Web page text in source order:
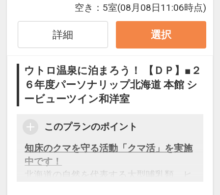
オールインクル―シブ
■【オールインクルーシブ】■
オホーツク海が見えるラウンジや流氷テ
ラスでの足湯でドリンクやおつまみを無
知床のネイチャーライフを気兼ねなくお
楽しみください。（一部有料あり）
知床の山並みやオホーツク海の風景を切
流氷を見渡すことができます。
サウナ室は、流氷をイメージした
【KAKUUNA】と木の洞窟をイメージし
空き： 5室(08月08日11:06時点)
詳細 選択
ウトロ温泉に泊まろう！ 【ＤＰ】■２
６年度パーソナリップ北海道 本館 シ
ービューツイン和洋室
このプランのポイント
知床のクマを守る活動「クマ活」を実施
中です！
北海道の自然を代表する大型哺乳類、ヒ